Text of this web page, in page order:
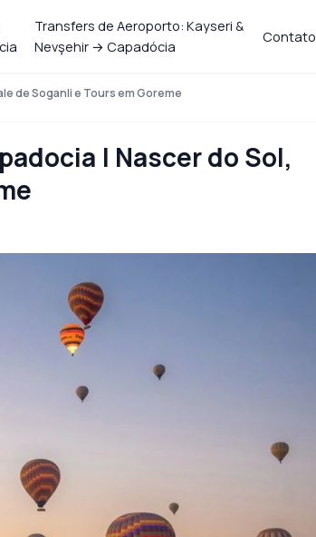
Transfers de Aeroporto: Kayseri &
Nevşehir → Capadócia
Contato
de Soganli e Tours em Goreme
| Nascer do Sol,